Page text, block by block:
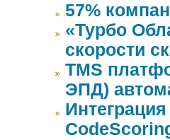
57%
«Турбо
скорости
TMS
ЭПД)